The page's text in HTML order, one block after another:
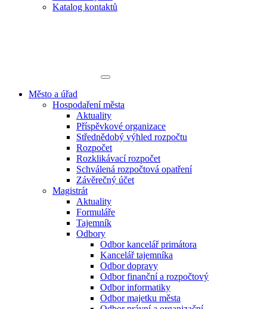
Katalog kontaktů
Město a úřad
Hospodaření města
Aktuality
Příspěvkové organizace
Střednědobý výhled rozpočtu
Rozpočet
Rozklikávací rozpočet
Schválená rozpočtová opatření
Závěrečný účet
Magistrát
Aktuality
Formuláře
Tajemník
Odbory
Odbor kancelář primátora
Kancelář tajemníka
Odbor dopravy
Odbor finanční a rozpočtový
Odbor informatiky
Odbor majetku města